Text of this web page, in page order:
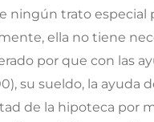
ningún trato
ella no tiene
por que con las
su sueldo, la ayuda
de la hipoteca por